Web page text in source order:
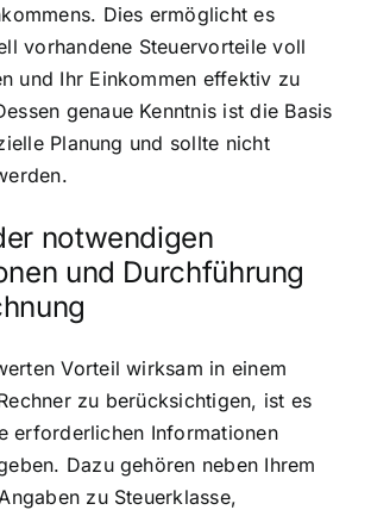
Dies ermöglicht es
vorhandene Steuervorteile voll
und Ihr Einkommen effektiv zu
genaue Kenntnis ist die Basis
Planung und sollte nicht
notwendigen
und Durchführung
Vorteil wirksam in einem
zu berücksichtigen, ist es
erforderlichen Informationen
Dazu gehören neben Ihrem
zu Steuerklasse,